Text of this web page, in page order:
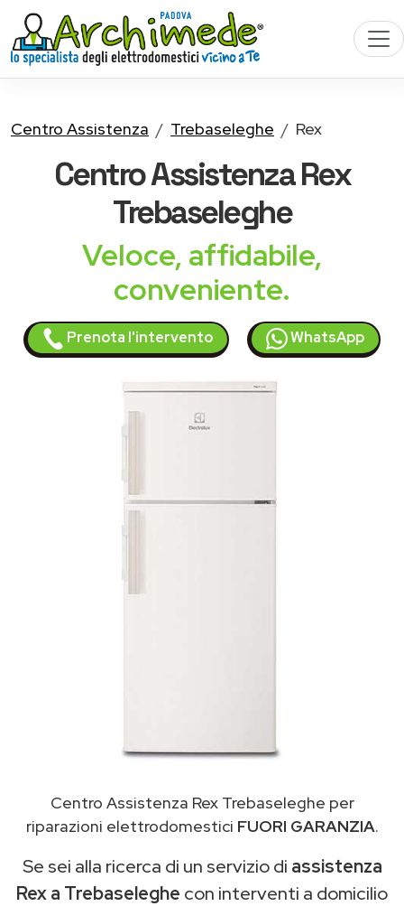
Centro Assistenza Trebaseleghe Rex
Centro AssistenzaRex
Trebaseleghe
Veloce, affidabile,
conveniente.
Prenota l'intervento WhatsApp
Centro Assistenza Rex Trebaseleghe per
riparazioni elettrodomestici FUORI GARANZIA.
Se sei alla ricerca di un servizio di assistenza
Rex a Trebaseleghe con interventi a domicilio